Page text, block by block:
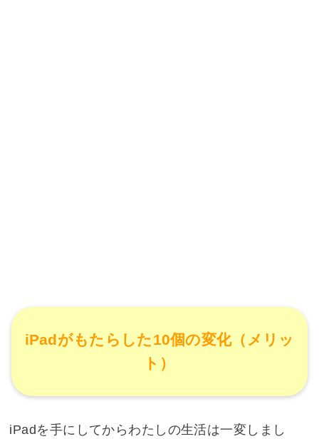
iPadがもたらした10個の変化（メリッ
ト）
iPadを手にしてからわたしの生活は一変しまし